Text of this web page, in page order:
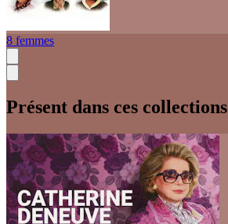
8 femmes
Présent dans ces collections